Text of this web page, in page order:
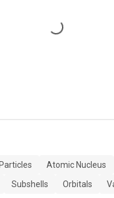
Loading...
Atomic Nucleus
Subshells Orbitals